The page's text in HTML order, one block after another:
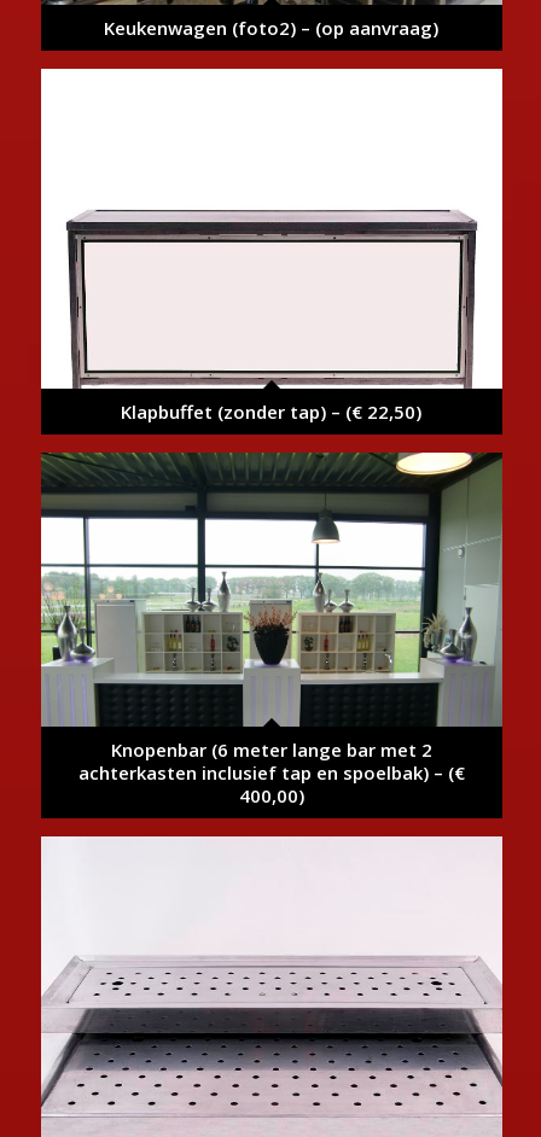
Keukenwagen (foto2) – (op aanvraag)
Klapbuffet (zonder tap) – (€ 22,50)
Knopenbar (6 meter lange bar met 2
achterkasten inclusief tap en spoelbak) – (€
400,00)